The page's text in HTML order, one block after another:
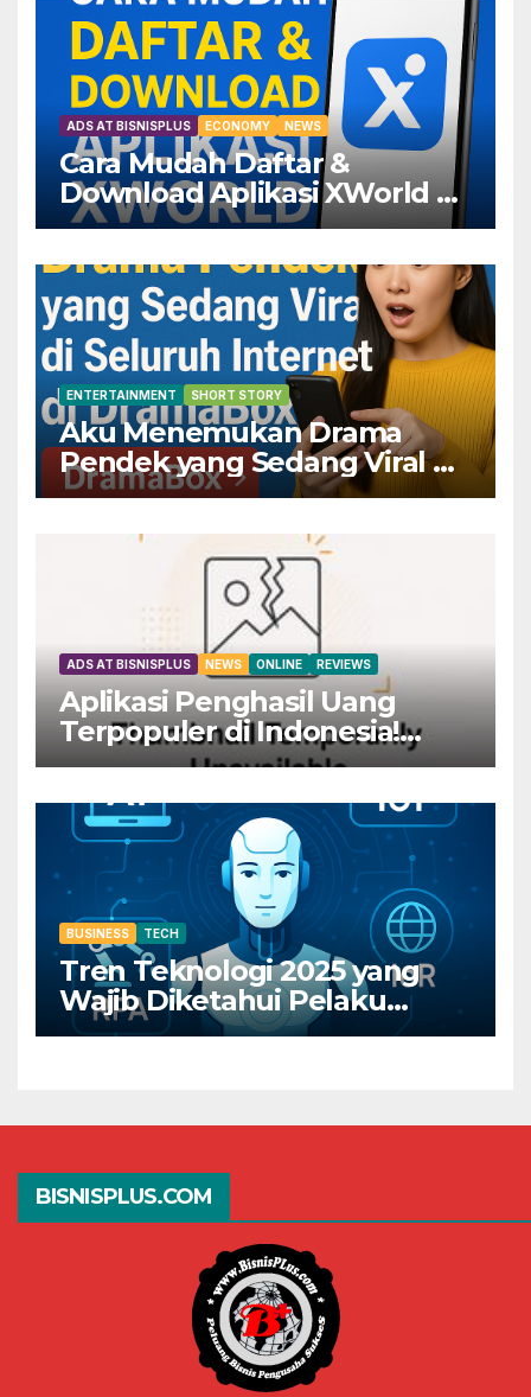
ADS AT BISNISPLUS ECONOMY NEWS
Cara Mudah Daftar &
Download Aplikasi XWorld —
Dapatkan Keuntungannya
ENTERTAINMENT SHORT STORY
Aku Menemukan Drama
Pendek yang Sedang Viral di
Seluruh Internet di
ADS AT BISNISPLUS NEWS ONLINE REVIEWS
Aplikasi Penghasil Uang
Terpopuler di Indonesia!
Dapatkan Rp800 Sekarang
BUSINESS TECH
Tren Teknologi 2025 yang
Wajib Diketahui Pelaku
Bisnis Digital
BISNISPLUS.COM